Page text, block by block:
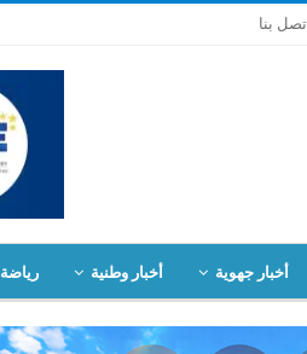
اتصل بنا
أخبار جهوية أخبار وطنية رياضة